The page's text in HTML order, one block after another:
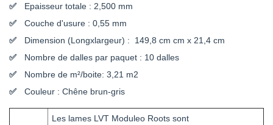
Epaisseur totale : 2,500 mm
Couche d'usure : 0,55 mm
Dimension (Longxlargeur) : 149,8 cm cm x 21,4 cm
Nombre de dalles par paquet : 10 dalles
Nombre de m²/boite: 3,21 m2
Couleur : Chêne brun-gris
Les lames LVT Moduleo Roots sont